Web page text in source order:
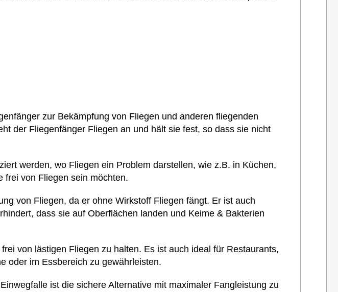
zur Bekämpfung von Fliegen und anderen fliegenden
der Fliegenfänger Fliegen an und hält sie fest, so dass sie nicht
werden, wo Fliegen ein Problem darstellen, wie z.B. in Küchen,
frei von Fliegen sein möchten.
von Fliegen, da er ohne Wirkstoff Fliegen fängt. Er ist auch
dass sie auf Oberflächen landen und Keime & Bakterien
von lästigen Fliegen zu halten. Es ist auch ideal für Restaurants,
oder im Essbereich zu gewährleisten.
ist die sichere Alternative mit maximaler Fangleistung zu